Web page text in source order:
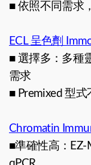
■ 依照不同需求
ECL 呈色劑
■ 選擇多：多種
需求
■ Premixed 型
Chromatin
■準確性高：EZ-